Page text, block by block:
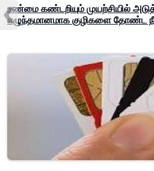
உண்மை கண்டறியும் முயற்சியில்
எழுந்தமானமாக குழிகளை தோண்ட